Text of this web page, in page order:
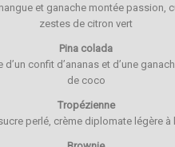
et ganache montée passion,
zestes de citron vert
Pina colada
confit d’ananas et d’une
de coco
Tropézienne
perlé, crème diplomate légère à